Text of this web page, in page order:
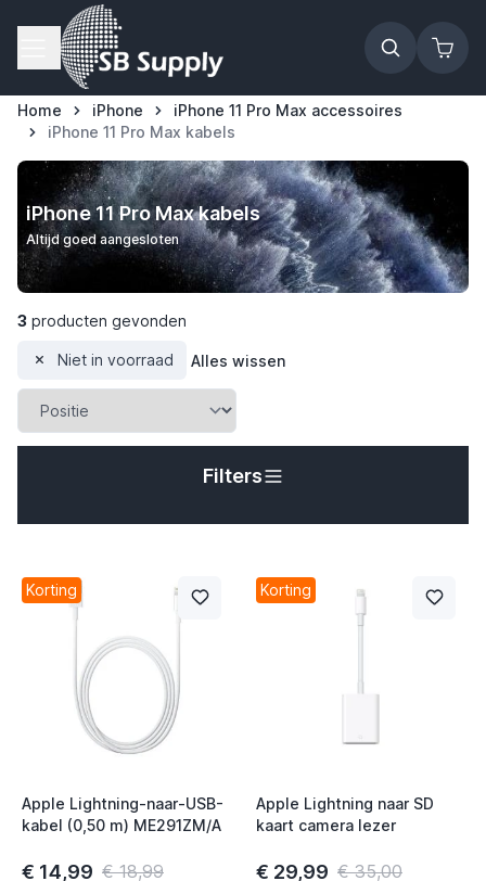
Ga naar de inhoud
Home iPhone
iPhone 11 Pro Max accessoires
iPhone 11 Pro Max kabels
iPhone 11 Pro Max kabels
Altijd goed aangesloten
3 producten gevonden
Niet in voorraad Alles wissen
Filters
Korting
Apple Lightning-naar-USB-
kabel (0,50 m) ME291ZM/A
€ 14,99 € 18,99
Korting
Apple Lightning naar SD
kaart camera lezer
€ 29,99 € 35,00